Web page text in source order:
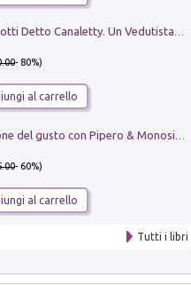
Pietro Bellotti Detto Canaletty. Un Vedutista Veneziano nella Francia dell'Ancien Régime
- 80%)
al carrello
- 60%)
al carrello
Tutti i libri